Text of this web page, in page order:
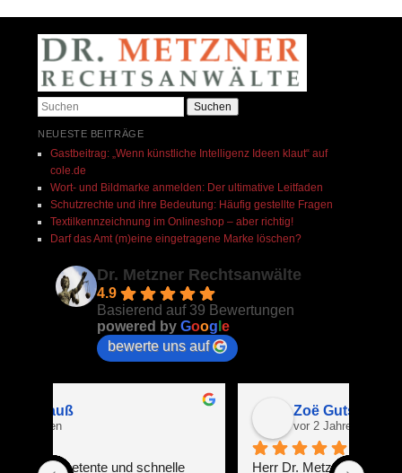
Suchen
NEUESTE BEITRÄGE
Gastbeitrag: „Wenn künstliche Intelligenz Ideen klaut“ auf
cole.de​
Wort- und Bildmarke anmelden: Der ultimative Leitfaden
Schutzrechte und ihre Bedeutung: Häufig gestellte Fragen
Textilkennzeichnung im Onlineshop – aber richtig!
Darf das Amt (m)eine eingetragene Marke löschen?
Dr. Metzner Rechtsanwälte
4.9
Basierend auf 39 Bewertungen
powered byGoog le
bewerte uns auf
Herr Dr. Metzner ist das, was man in